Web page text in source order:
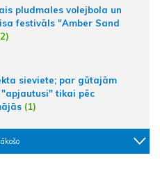
pludmales volejbola un
festivāls "Amber Sand
sieviete; par gūtajām
tikai pēc
(1)